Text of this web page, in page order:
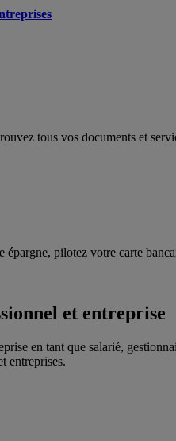
tous vos documents et
épargne, pilotez votre carte
et entreprise
en tant que salarié,
entreprises.